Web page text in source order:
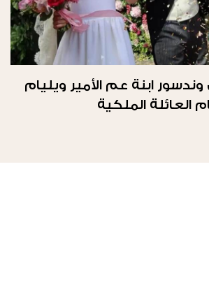
ابنة عم الأمير ويليام
العائلة الملكية